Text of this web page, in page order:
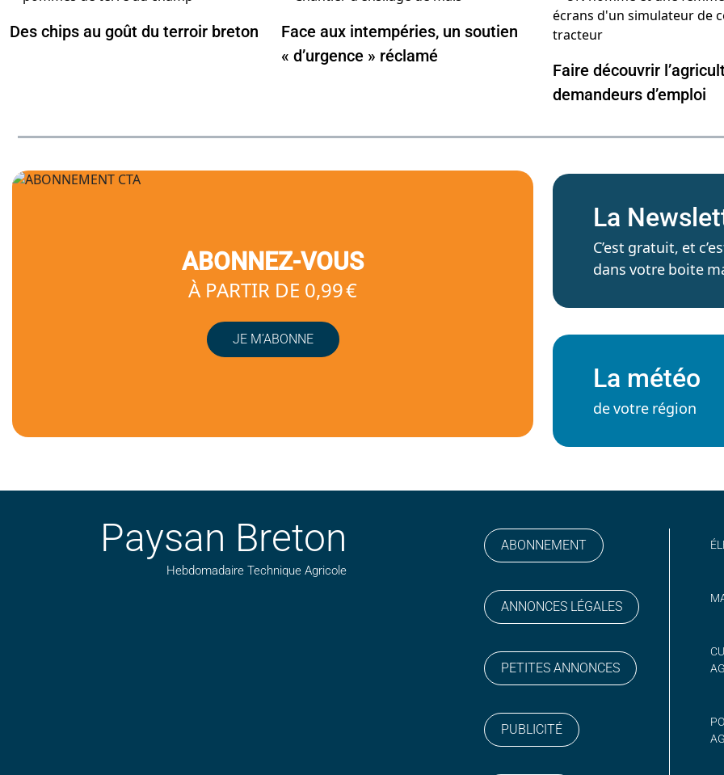
Des chips au goût du terroir breton
Face aux intempéries, un soutien
« d’urgence » réclamé
Faire découvrir
demandeurs d’emploi
ABONNEZ-VOUS
À PARTIR DE 0,99 €
JE M’ABONNE
La
C’est gratuit, et
dans votre boite
La météo
de votre région
Paysan Breton
Hebdomadaire Technique Agricole
ABONNEMENT
ANNONCES LÉGALES
PETITES ANNONCES
PUBLICITÉ